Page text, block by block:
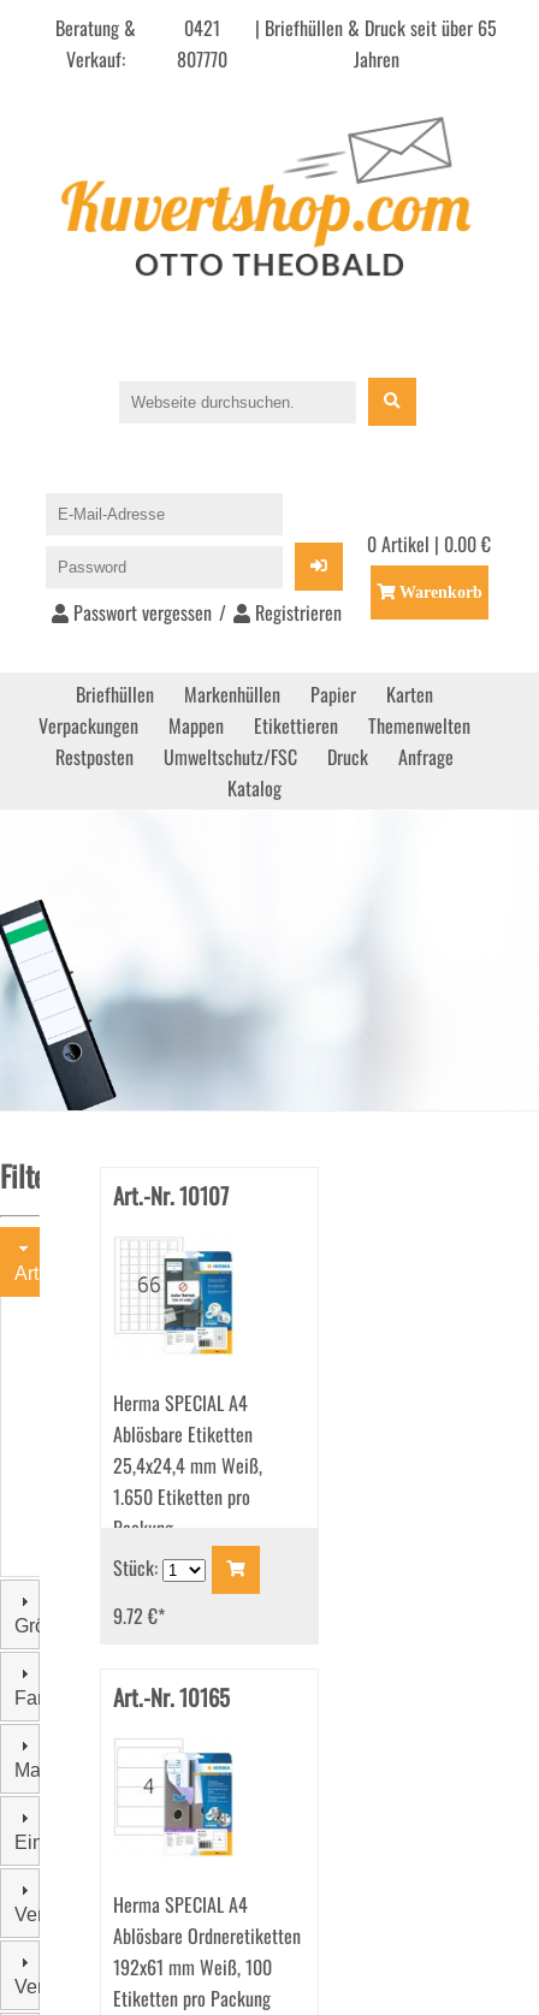
Beratung &
Verkauf:
0421
807770
| Briefhüllen & Druck seit über 65
Jahren
Passwort vergessen / Registrieren
0 Artikel | 0.00 €
Warenkorb
Briefhüllen Markenhüllen Papier
Karten
Verpackungen
Mappen Etikettieren
Themenwelten
Restposten
Umweltschutz/FSC Druck
Anfrage
Katalog
Filter
Art
Haftetiketten
Sichtreiteretiketten
Größe
Farbe
Material
Einzelgewicht
Verschluss
Verpackungseinheit
Art.-Nr. 10107
Herma SPECIAL A4
Ablösbare Etiketten
25,4x24,4 mm Weiß,
1.650 Etiketten pro
Packung
Stück:
9.72 €*
Art.-Nr. 10165
Herma SPECIAL A4
Ablösbare Ordneretiketten
192x61 mm Weiß, 100
Etiketten pro Packung